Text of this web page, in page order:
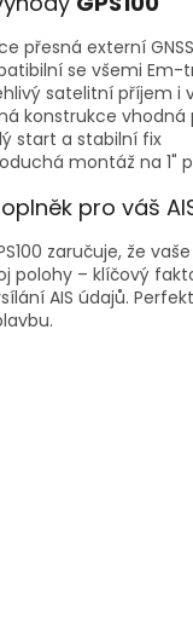
přesná externí
se všemi Em-
satelitní příjem i
konstrukce
start a stabilní fix
montáž na 1"
pro váš
zaručuje, že
polohy – klíčový
AIS údajů.